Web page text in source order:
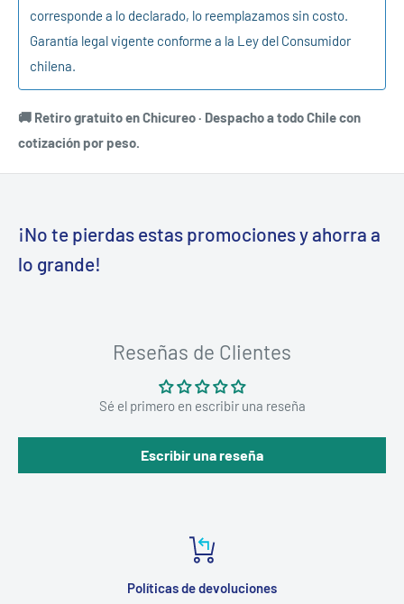
corresponde a lo declarado, lo reemplazamos sin costo.
Garantía legal vigente conforme a la Ley del Consumidor
chilena.
🚚 Retiro gratuito en Chicureo · Despacho a todo Chile con
cotización por peso.
¡No te pierdas estas promociones y ahorra a
lo grande!
Reseñas de Clientes
Sé el primero en escribir una reseña
Escribir una reseña
Políticas de devoluciones